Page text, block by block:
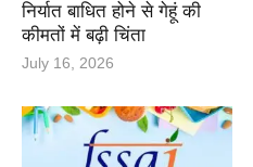
निर्यात बाधित होने से गेहूं की
कीमतों में बढ़ी चिंता
July 16, 2026